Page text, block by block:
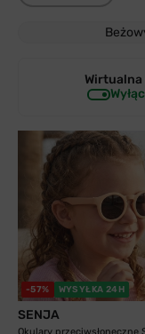
-57% WYSYŁKA 24H
SENJA